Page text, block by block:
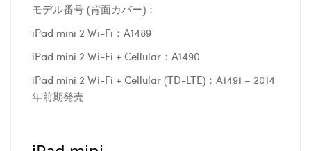
モデル番号 (背面カバー)：
iPad mini 2 Wi-Fi：A1489
iPad mini 2 Wi-Fi + Cellular：A1490
iPad mini 2 Wi-Fi + Cellular (TD-LTE)：A1491 – 2014
年前期発売